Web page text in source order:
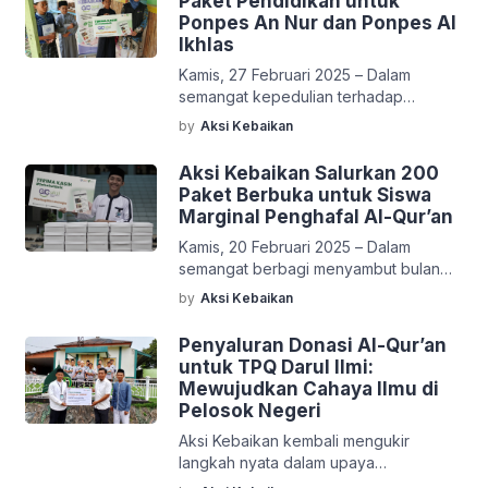
serta pembagian School Kit, anak-anak
kembali tersenyum, merasa aman, dan
berani melangkah untuk terus belajar.
Bukan hanya tas dan buku yang
mereka terima, tetapi juga perhatian,
pendampingan, dan harapan […]
Ponpes An Nur dan Ponpes Al
Ikhlas
Kamis, 27 Februari 2025 – Dalam
semangat kepedulian terhadap
pendidikan, program Aksi Kebaikan
telah menyalurkan sebanyak 100 paket
pendidikan kepada santri di Pondok
Pesantren An Nur dan Pondok
Pesantren Al Ikhlas, yang berlokasi di
Cianjur. Kegiatan ini bertujuan untuk
mendukung pendidikan anak-anak
santri yang berasal dari keluarga
kurang mampu agar semakin semangat
by Aksi Kebaikan
Aksi Kebaikan Salurkan 200
Paket Berbuka untuk Siswa
Marginal Penghafal Al-Qur’an
Kamis, 20 Februari 2025 – Dalam
semangat berbagi menyambut bulan
suci Ramadan, Aksi Kebaikan telah
menyalurkan sebanyak 200 paket
berbuka puasa kepada siswa marginal
penghafal Al-Qur’an di sekolah SMART
Ekselensia Indonesia. Kegiatan ini
berlangsung dengan penuh
kehangatan dan kebersamaan, dihadiri
oleh para pengurus, relawan, serta
para siswa penerima manfaat. Acara
by Aksi Kebaikan
Penyaluran Donasi Al-Qur’an
untuk TPQ Darul Ilmi:
Mewujudkan Cahaya Ilmu di
Pelosok Negeri
Aksi Kebaikan kembali mengukir
langkah nyata dalam upaya
mendukung pendidikan agama di